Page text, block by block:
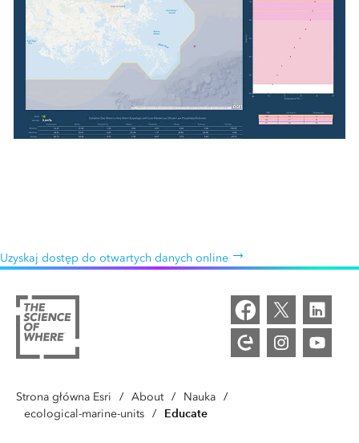
Uzyskaj dostęp do otwartych danych online
Strona główna Esri / About / Nauka /
ecological-marine-units / Educate